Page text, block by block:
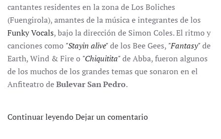
cantantes residentes en la zona de Los Boliches
(Fuengirola), amantes de la música e integrantes de los
Funky Vocals, bajo la dirección de Simon Coles. El ritmo y
canciones como "Stayin alive"de los Bee Gees, "Fantasy"de
Earth, Wind & Fire o "Chiquitita"de Abba, fueron algunos
de los muchos de los grandes temas que sonaron en el
Anfiteatro deBulevar San Pedro.
Continuar leyendoDejar un comentario